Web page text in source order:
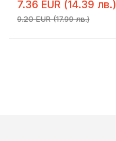
7.36 EUR (14.39 лв.)
9.20 EUR (17.99 лв.)